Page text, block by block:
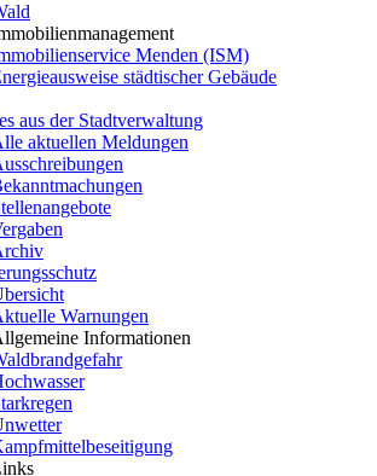
Menden (ISM)
städtischer Gebäude
aus der Stadtverwaltung
aktuellen Meldungen
Warnungen
Informationen